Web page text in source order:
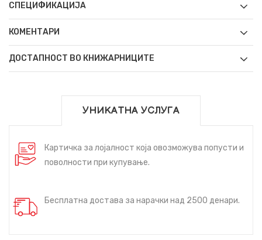
СПЕЦИФИКАЦИЈА
КОМЕНТАРИ
ДОСТАПНОСТ ВО КНИЖАРНИЦИТЕ
УНИКАТНА УСЛУГА
Картичка за лојалност која овозможува попусти и
поволности при купување.
Бесплатна достава за нарачки над 2500 денари.